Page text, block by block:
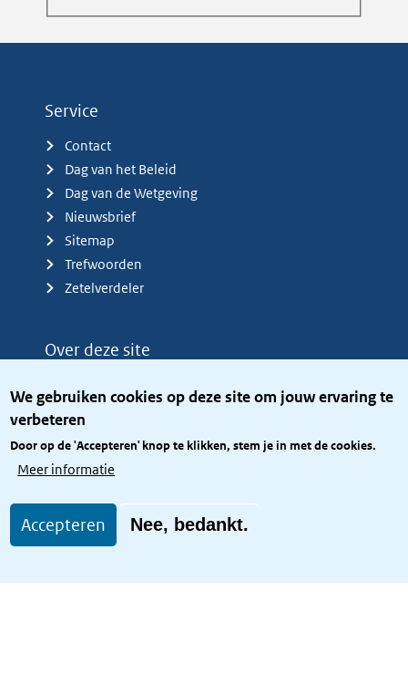
We gebruiken cookies op deze site om jouw ervaring te
verbeteren
Door op de 'Accepteren' knop te klikken, stem je in met de cookies.
Meer informatie
Accepteren Nee, bedankt.
Service
Contact
Dag van het Beleid
Dag van de Wetgeving
Nieuwsbrief
Sitemap
Trefwoorden
Zetelverdeler
Over deze site
Privacy
Toegang site openbaar
Toegankelijkheid